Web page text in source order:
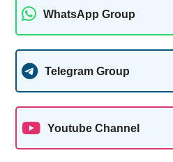
WhatsApp Group
Telegram Group
Youtube Channel